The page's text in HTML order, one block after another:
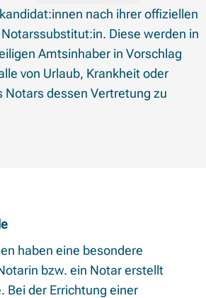
nach ihrer offiziellen
Diese werden in
Amtsinhaber in Vorschlag
von Urlaub, Krankheit oder
Notars dessen Vertretung zu
haben eine besondere
bzw. ein Notar erstellt
Bei der Errichtung einer